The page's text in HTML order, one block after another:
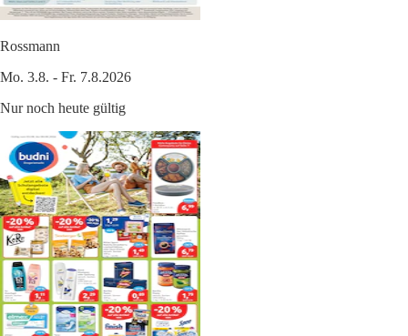
Rossmann
Mo. 3.8. - Fr. 7.8.2026
Nur noch heute gültig